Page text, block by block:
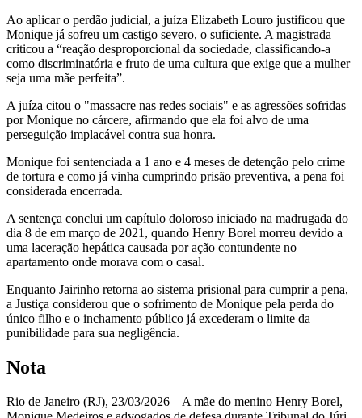
Ao aplicar o perdão judicial, a juíza Elizabeth Louro justificou que
Monique já sofreu um castigo severo, o suficiente. A magistrada
criticou a “reação desproporcional da sociedade, classificando-a
como discriminatória e fruto de uma cultura que exige que a mulher
seja uma mãe perfeita”.
A juíza citou o "massacre nas redes sociais" e as agressões sofridas
por Monique no cárcere, afirmando que ela foi alvo de uma
perseguição implacável contra sua honra.
Monique foi sentenciada a 1 ano e 4 meses de detenção pelo crime
de tortura e como já vinha cumprindo prisão preventiva, a pena foi
considerada encerrada.
A sentença conclui um capítulo doloroso iniciado na madrugada do
dia 8 de em março de 2021, quando Henry Borel morreu devido a
uma laceração hepática causada por ação contundente no
apartamento onde morava com o casal.
Enquanto Jairinho retorna ao sistema prisional para cumprir a pena,
a Justiça considerou que o sofrimento de Monique pela perda do
único filho e o inchamento público já excederam o limite da
punibilidade para sua negligência.
Nota
Rio de Janeiro (RJ), 23/03/2026 – A mãe do menino Henry Borel,